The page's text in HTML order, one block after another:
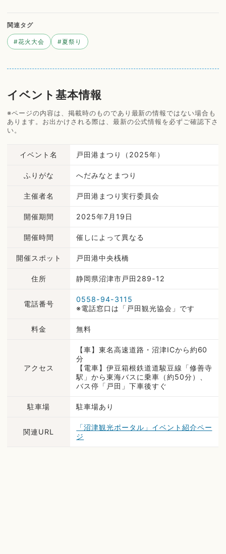
関連タグ
#花火大会 #夏祭り
イベント基本情報
※ページの内容は、掲載時のものであり最新の情報ではない場合も
あります。お出かけされる際は、最新の公式情報を必ずご確認下さ
い。
イベント名 戸田港まつり（2025年）
ふりがな へだみなとまつり
主催者名 戸田港まつり実行委員会
開催期間 2025年7月19日
開催時間 催しによって異なる
開催スポット 戸田港中央桟橋
住所 静岡県沼津市戸田289-12
電話番号
0558-94-3115
※電話窓口は「戸田観光協会」です
料金 無料
アクセス
【車】東名高速道路・沼津ICから約60
分
【電車】伊豆箱根鉄道道駿豆線「修善寺
駅」から東海バスに乗車（約50分）、
バス停「戸田」下車後すぐ
駐車場 駐車場あり
関連URL
「沼津観光ポータル」イベント紹介ペー
ジ